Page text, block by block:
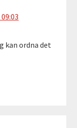
kan ordna det